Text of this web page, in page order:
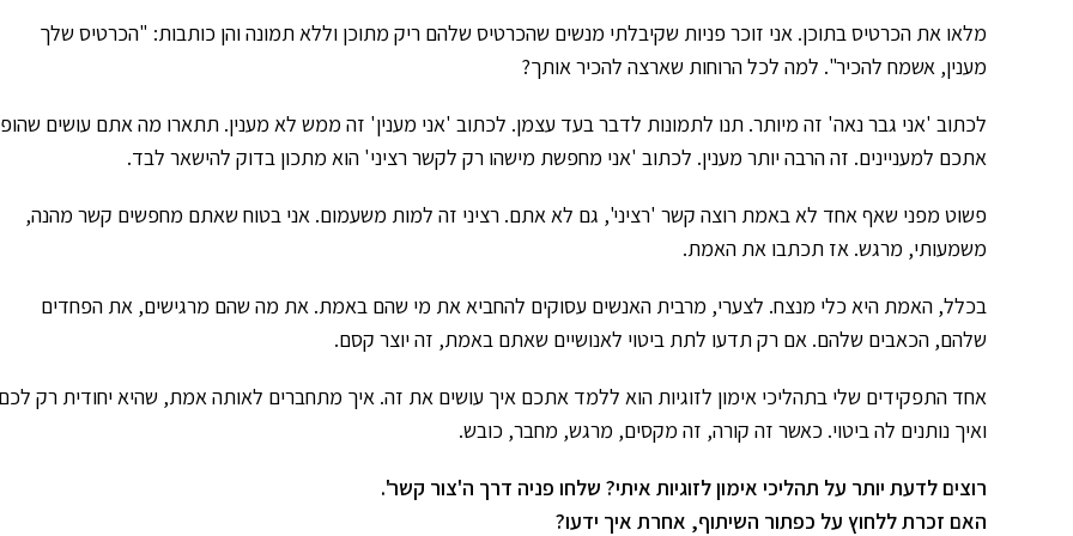
מלאו את הכרטיס בתוכן. אני זוכר פניות שקיבלתי מנשים שהכרטיס שלהם ריק מתוכן וללא תמונה והן כותבות: "הכרטיס שלך
מענין, אשמח להכיר". למה לכל הרוחות שארצה להכיר אותך?
לכתוב 'אני גבר נאה' זה מיותר. תנו לתמונות לדבר בעד עצמן. לכתוב 'אני מענין' זה ממש לא מענין. תתארו מה אתם עושים
אתכם למעניינים. זה הרבה יותר מענין. לכתוב 'אני מחפשת מישהו רק לקשר רציני' הוא מתכון בדוק להישאר לבד.
פשוט מפני שאף אחד לא באמת רוצה קשר 'רציני', גם לא אתם. רציני זה למות משעמום. אני בטוח שאתם מחפשים קשר מהנה,
משמעותי, מרגש. אז תכתבו את האמת.
בכלל, האמת היא כלי מנצח. לצערי, מרבית האנשים עסוקים להחביא את מי שהם באמת. את מה שהם מרגישים, את הפחדים
שלהם, הכאבים שלהם. אם רק תדעו לתת ביטוי לאנושיים שאתם באמת, זה יוצר קסם.
אחד התפקידים שלי בתהליכי אימון לזוגיות הוא ללמד אתכם איך עושים את זה. איך מתחברים לאותה אמת, שהיא יחודית רק
ואיך נותנים לה ביטוי. כאשר זה קורה, זה מקסים, מרגש, מחבר, כובש.
רוצים לדעת יותר על תהליכי אימון לזוגיות איתי? שלחו פניה דרך ה'צור קשר'.
האם זכרת ללחוץ על כפתור השיתוף, אחרת איך ידעו?